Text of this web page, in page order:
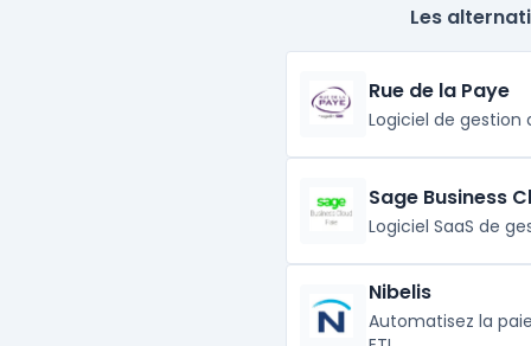
Les
Rue de la Paye
Logiciel de gestion
Sage Business
Logiciel SaaS de
Nibelis
Automatisez la